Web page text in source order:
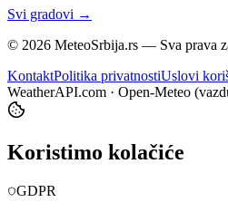
Svi gradovi →
© 2026 MeteoSrbija.rs — Sva prava
KontaktPolitika privatnostiUslovi
WeatherAPI.com · Open-Meteo
Koristimo kolačiće
GDPR